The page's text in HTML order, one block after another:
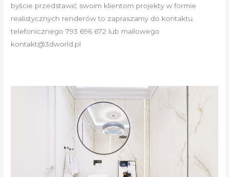
byście przedstawić swoim klientom projekty w formie
realistycznych renderów to zapraszamy do kontaktu.
telefonicznego 793 696 672 lub mailowego
kontakt@3dworld.pl